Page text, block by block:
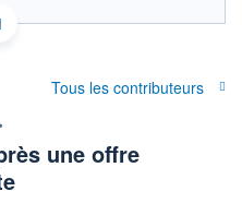
COMPOSITE
Tous les contributeurs
une offre